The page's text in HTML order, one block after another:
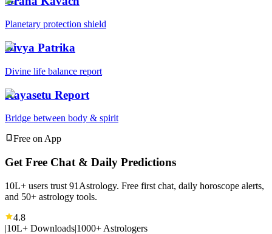
Planetary protection shield
Divya Patrika
Divine life balance report
Kayasetu Report
Bridge between body & spirit
Free on App
Get Free Chat & Daily Predictions
10L+ users trust 91Astrology. Free first chat, daily horoscope alerts,
and 50+ astrology tools.
4.8
|10L+ Downloads|1000+ Astrologers